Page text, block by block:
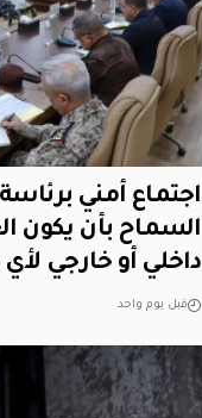
اجتماع أمني
السماح بأن يكون
داخلي أو خارجي لأي
قبل يوم واحد